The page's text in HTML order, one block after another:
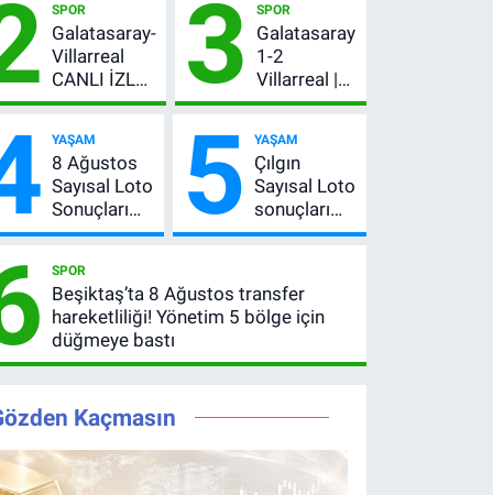
SPOR
Galatasaray-
Villarreal
CANLI İZLE |
GS maçı
kanalda,
şifresiz mi?
3 SPOR
Galatasaray
1-2
Villarreal |
Maç özeti
peş peşe
geldi, Okan
Buruk
kırmızı kart
gördü!
YAŞAM
8 Ağustos
Sayısal Loto
Sonuçları
Açıklandı!
Kazandıran
6 Numara
5 YAŞAM
Çılgın
Sayısal Loto
sonuçları
açıklandı
2026
kazanan
SPOR
Beşiktaş’ta 8 Ağustos transfer
hareketliliği! Yönetim 5 bölge için
düğmeye bastı
Kaçmasın